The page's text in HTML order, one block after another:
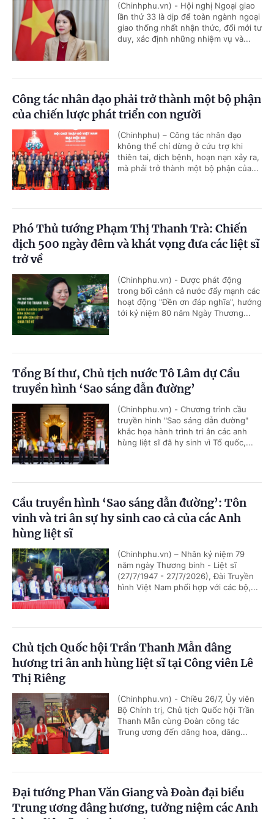
(Chinhphu.vn) - Hội nghị Ngoại giao
lần thứ 33 là dịp để toàn ngành ngoại
giao thống nhất nhận thức, đổi mới tư
duy, xác định những nhiệm vụ và...
Công tác nhân đạo phải trở thành một bộ phận
của chiến lược phát triển con người
(Chinhphu) – Công tác nhân đạo
không thể chỉ dừng ở cứu trợ khi
thiên tai, dịch bệnh, hoạn nạn xảy ra,
mà phải trở thành một bộ phận của...
Phó Thủ tướng Phạm Thị Thanh Trà: Chiến
dịch 500 ngày đêm và khát vọng đưa các liệt sĩ
trở về
(Chinhphu.vn) - Được phát động
trong bối cảnh cả nước đẩy mạnh các
hoạt động "Đền ơn đáp nghĩa", hướng
tới kỷ niệm 80 năm Ngày Thương...
Tổng Bí thư, Chủ tịch nước Tô Lâm dự Cầu
truyền hình ‘Sao sáng dẫn đường’
(Chinhphu.vn) - Chương trình cầu
truyền hình "Sao sáng dẫn đường"
khắc họa hành trình tri ân các anh
hùng liệt sĩ đã hy sinh vì Tổ quốc,...
Cầu truyền hình ‘Sao sáng dẫn đường’: Tôn
vinh và tri ân sự hy sinh cao cả của các Anh
hùng liệt sĩ
(Chinhphu.vn) – Nhân kỷ niệm 79
năm ngày Thương binh - Liệt sĩ
(27/7/1947 - 27/7/2026), Đài Truyền
hình Việt Nam phối hợp với các bộ,...
Chủ tịch Quốc hội Trần Thanh Mẫn dâng
hương tri ân anh hùng liệt sĩ tại Công viên Lê
Thị Riêng
(Chinhphu.vn) - Chiều 26/7, Ủy viên
Bộ Chính trị, Chủ tịch Quốc hội Trần
Thanh Mẫn cùng Đoàn công tác
Trung ương đến dâng hoa, dâng...
Đại tướng Phan Văn Giang và Đoàn đại biểu
Trung ương dâng hương, tưởng niệm các Anh